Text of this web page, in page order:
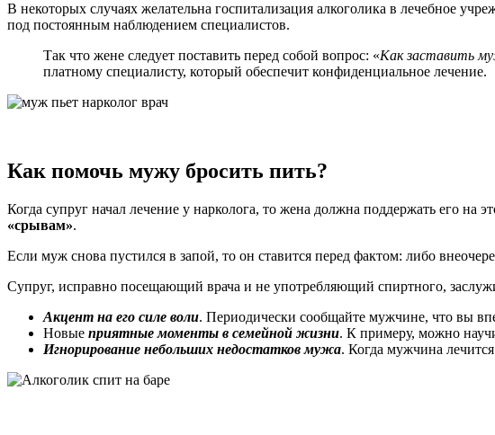
В некоторых случаях желательна госпитализация алкоголика в лечебное
под постоянным наблюдением специалистов.
Так что жене следует поставить перед собой вопрос: «Как заставить
платному специалисту, который обеспечит конфиденциальное лечение.
Как помочь мужу бросить пить?
Когда супруг начал лечение у нарколога, то жена должна поддержать его на
«срывам».
Если муж снова пустился в запой, то он ставится перед фактом: либо
Супруг, исправно посещающий врача и не употребляющий спиртного,
Акцент на его силе воли. Периодически сообщайте мужчине, что вы
Новые приятные моменты в семейной жизни. К примеру, можно
Игнорирование небольших недостатков мужа. Когда мужчина